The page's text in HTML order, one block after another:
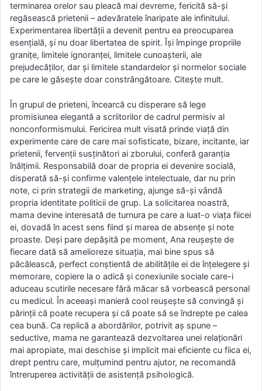
terminarea orelor sau pleacă mai devreme, fericită să-şi
regăsească prietenii – adevăratele înaripate ale infinitului.
Experimentarea libertăţii a devenit pentru ea preocuparea
esenţială, şi nu doar libertatea de spirit. Îşi împinge propriile
graniţe, limitele ignoranţei, limitele cunoaşterii, ale
prejudecăţilor, dar şi limitele standardelor şi normelor sociale
pe care le găseşte doar constrângătoare. Citeşte mult.
În grupul de prieteni, încearcă cu disperare să lege
promisiunea elegantă a scriitorilor de cadrul permisiv al
nonconformismului. Fericirea mult visată prinde viaţă din
experimente care de care mai sofisticate, bizare, incitante, iar
prietenii, fervenţii susţinători ai zborului, conferă garanţia
înălţimii. Responsabilă doar de propria ei devenire socială,
disperată să-şi confirme valenţele intelectuale, dar nu prin
note, ci prin strategii de marketing, ajunge să-şi vândă
propria identitate politicii de grup. La solicitarea noastră,
mama devine interesată de turnura pe care a luat-o viaţa fiicei
ei, dovadă în acest sens fiind şi marea de absenţe şi note
proaste. Deşi pare depăşită pe moment, Ana reuşeşte de
fiecare dată să amelioreze situaţia, mai bine spus să
păcălească, perfect conştientă de abilităţile ei de înţelegere şi
memorare, copiere la o adică şi conexiunile sociale care-i
aduceau scutirile necesare fără măcar să vorbească personal
cu medicul. În aceeaşi manieră cool reuşeşte să convingă şi
părinţii că poate recupera şi că poate să se îndrepte pe calea
cea bună. Ca replică a abordărilor, potrivit aş spune –
seductive, mama ne garantează dezvoltarea unei relaţionări
mai apropiate, mai deschise şi implicit mai eficiente cu fiica ei,
drept pentru care, mulţumind pentru ajutor, ne recomandă
întreruperea activităţii de asistenţă psihologică.